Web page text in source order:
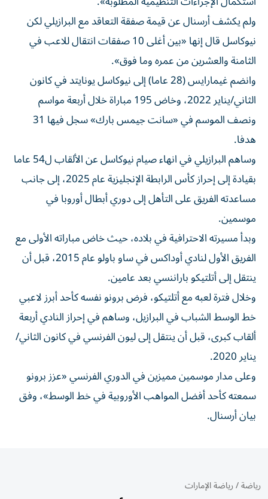
ولم يكشف أرسنال عن قيمة صفقة التعاقد مع البرازيلي لكن
نيوكاسل قال إنها «بين أغلى 10 صفقات انتقال للاعب في
الثامنة والعشرين من عمره وما فوق».
وانضم غيمارايس (28 عاما) إلى نيوكاسل يونايتد في كانون
الثاني/يناير 2022، وخاض 195 مباراة خلال أربعة مواسم
ونصف الموسم في «سانت جيمس بارك» سجل فيها 31
هدفا.
وساهم البرازيلي في انهاء صيام نيوكاسل عن الألقاب ل54 عاما
بقيادة إلى إحراز كأس الرابطة الإنجليزية عام 2025، إلى جانب
مساعدته الفريق على التأهل إلى دوري أبطال أوروبا في
موسمين.
وبدأ مسيرته الاحترافية في بلاده، حيث خاض مباراته الأولى مع
الفريق الأول لنادي أوداكس في ساو باولو عام 2015، قبل أن
ينتقل إلى أتلتيكو باراننسي بعد عامين.
وخلال فترة لعبه مع أتلتيكو، فرض برونو نفسه كأحد أبرز لاعبي
خط الوسط الشباب في البرازيل، وساهم في إحراز النادي أربعة
ألقاب كبرى، قبل أن ينتقل إلى ليون الفرنسي في كانون الثاني/
يناير 2020.
وعلى مدار موسمين مميزين في الدوري الفرنسي «عزز برونو
سمعته كأحد أفضل المواهب الأوروبية في خط الوسط»، وفق
بيان أرسنال.
رياضة/رياضة الإمارات